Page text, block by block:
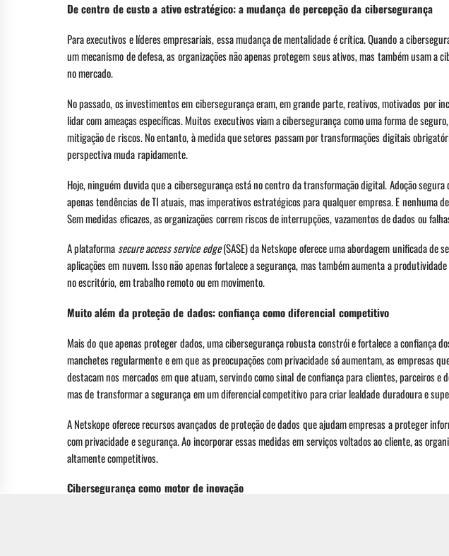
De centro de custo a ativo estratégico: a mudança de percepção da cibersegurança
Para executivos e líderes empresariais, essa mudança de mentalidade é crítica. Quando a
um mecanismo de defesa, as organizações não apenas protegem seus ativos, mas também usam
no mercado.
No passado, os investimentos em cibersegurança eram, em grande parte, reativos, motivados por
lidar com ameaças específicas. Muitos executivos viam a cibersegurança como uma forma de
mitigação de riscos. No entanto, à medida que setores passam por transformações digitais
perspectiva muda rapidamente.
Hoje, ninguém duvida que a cibersegurança está no centro da transformação digital. Adoção
apenas tendências de TI atuais, mas imperativos estratégicos para qualquer empresa. E nenhuma
Sem medidas eficazes, as organizações correm riscos de interrupções, vazamentos de dados ou
A plataforma secure access service edge(SASE) da Netskope oferece uma abordagem unificada de
aplicações em nuvem. Isso não apenas fortalece a segurança, mas também aumenta a
no escritório, em trabalho remoto ou em movimento.
Muito além da proteção de dados: confiança como diferencial competitivo
Mais do que apenas proteger dados, uma cibersegurança robusta constrói e fortalece a confiança
manchetes regularmente e em que as preocupações com privacidade só aumentam, as empresas
destacam nos mercados em que atuam, servindo como sinal de confiança para clientes, parceiros
mas de transformar a segurança em um diferencial competitivo para criar lealdade duradoura e
A Netskope oferece recursos avançados de proteção de dados que ajudam empresas a proteger
com privacidade e segurança. Ao incorporar essas medidas em serviços voltados ao cliente, as
altamente competitivos.
Cibersegurança como motor de inovação